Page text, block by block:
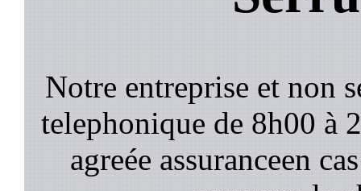
Notre entreprise et non
telephonique de 8h00 à
agreée assuranceen